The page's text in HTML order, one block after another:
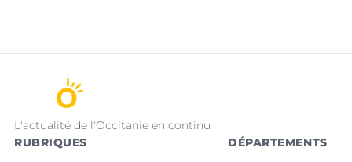
L'actualité de l'Occitanie en continu
RUBRIQUES
DÉPARTEMENTS